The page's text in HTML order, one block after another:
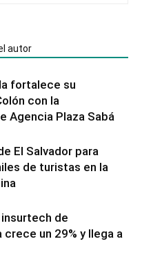
autor
fortalece su
con la
Agencia Plaza Sabá
El Salvador para
de turistas en la
de
un 29% y llega a